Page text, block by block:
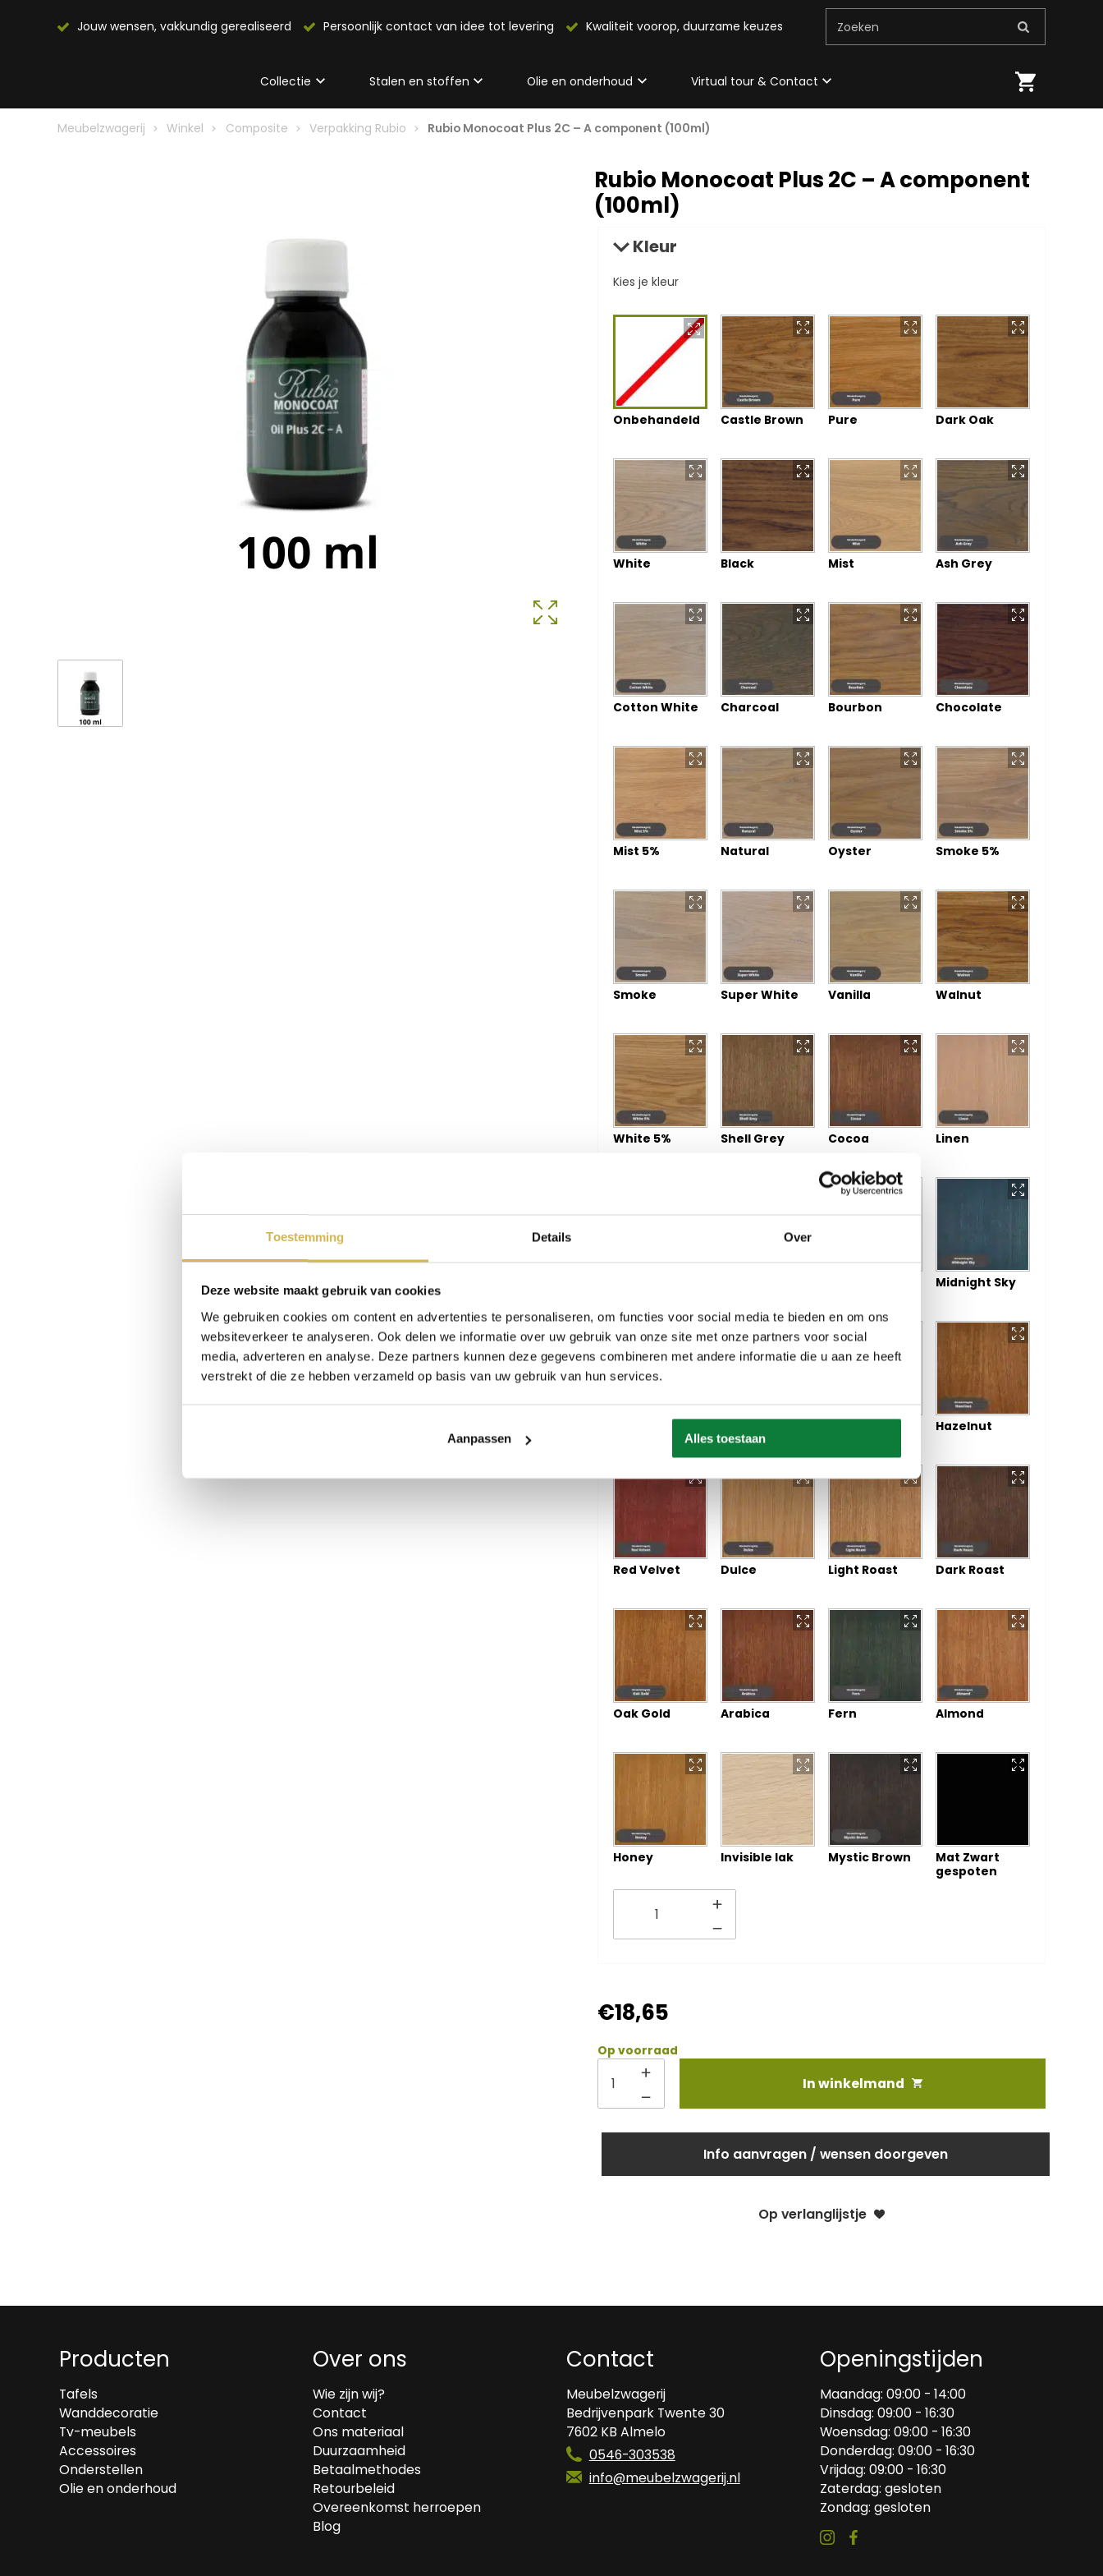
Toestemming Details Over
Deze website maakt gebruik van cookies
We gebruiken cookies om content en advertenties te personaliseren, om functies voor social media te bieden en om ons
websiteverkeer te analyseren. Ook delen we informatie over uw gebruik van onze site met onze partners voor social
media, adverteren en analyse. Deze partners kunnen deze gegevens combineren met andere informatie die u aan ze heeft
verstrekt of die ze hebben verzameld op basis van uw gebruik van hun services.
Aanpassen Alles toestaan
Jouw wensen, vakkundig gerealiseerd Persoonlijk contact van idee tot levering Kwaliteit voorop, duurzame keuzes Zoeken
Collectie Stalen en stoffen Olie en onderhoud Virtual tour & Contact
Meubelzwagerij Winkel Composite Verpakking Rubio Rubio Monocoat Plus 2C – A component (100ml)
Rubio Monocoat Plus 2C – A component
(100ml)
Kleur
Kies je kleur
Onbehandeld Castle Brown Pure Dark Oak
White Black Mist Ash Grey
Cotton White Charcoal Bourbon Chocolate
Mist 5% Natural Oyster Smoke 5%
Smoke Super White Vanilla Walnut
White 5% Shell Grey Cocoa Linen
Midnight Sky
Hazelnut
Red Velvet Dulce Light Roast Dark Roast
Oak Gold Arabica Fern Almond
Honey Invisible lak Mystic Brown
Mat Zwart
gespoten
€18,65
Op voorraad
In winkelmand
Info aanvragen / wensen doorgeven
Op verlanglijstje
Producten
Tafels
Wanddecoratie
Tv-meubels
Accessoires
Onderstellen
Olie en onderhoud
Over ons
Wie zijn wij?
Contact
Ons materiaal
Duurzaamheid
Betaalmethodes
Retourbeleid
Overeenkomst herroepen
Blog
Contact
Meubelzwagerij
Bedrijvenpark Twente 30
7602 KB Almelo
0546-303538
info@meubelzwagerij.nl
Openingstijden
Maandag: 09:00 - 14:00
Dinsdag: 09:00 - 16:30
Woensdag: 09:00 - 16:30
Donderdag: 09:00 - 16:30
Vrijdag: 09:00 - 16:30
Zaterdag: gesloten
Zondag: gesloten